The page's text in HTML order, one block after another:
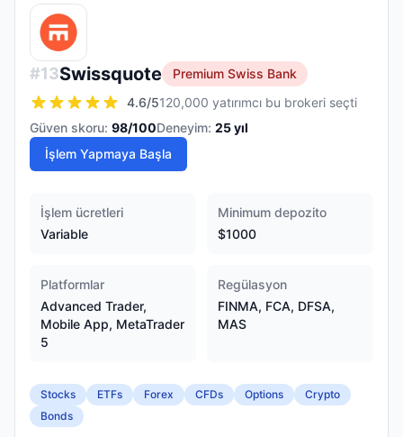
#13Swissquote
Premium Swiss Bank
4.6/5120,000 yatırımcı bu brokeri seçti
Güven skoru: 98/100Deneyim: 25yıl
İşlem Yapmaya Başla
İşlem ücretleri
Variable
Minimum depozito
$1000
Platformlar
Advanced Trader,
Mobile App, MetaTrader
5
Regülasyon
FINMA, FCA, DFSA,
MAS
Stocks ETFs Forex CFDs Options
Crypto
Bonds